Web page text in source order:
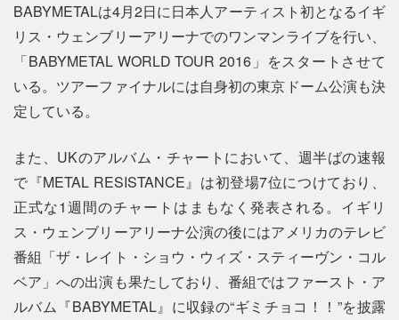
BABYMETALは4月2日に日本人アーティスト初となるイギ
リス・ウェンブリーアリーナでのワンマンライブを行い、
「BABYMETAL WORLD TOUR 2016」をスタートさせて
いる。ツアーファイナルには自身初の東京ドーム公演も決
定している。
また、UKのアルバム・チャートにおいて、週半ばの速報
で『METAL RESISTANCE』は初登場7位につけており、
正式な1週間のチャートはまもなく発表される。イギリ
ス・ウェンブリーアリーナ公演の後にはアメリカのテレビ
番組「ザ・レイト・ショウ・ウィズ・スティーヴン・コル
ベア」への出演も果たしており、番組ではファースト・ア
ルバム『BABYMETAL』に収録の“ギミチョコ！！”を披露